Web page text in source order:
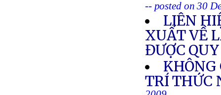
-- posted on 30
LIÊN
XUẤT VỀ
ĐƯỢC
KHÔNG
TRÍ THỨC